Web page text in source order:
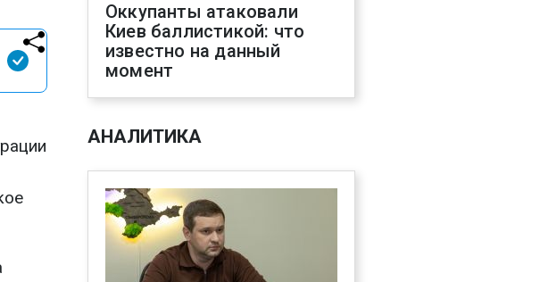
Оккупанты атаковали
Киев баллистикой: что
известно на данный
момент
АНАЛИТИКА